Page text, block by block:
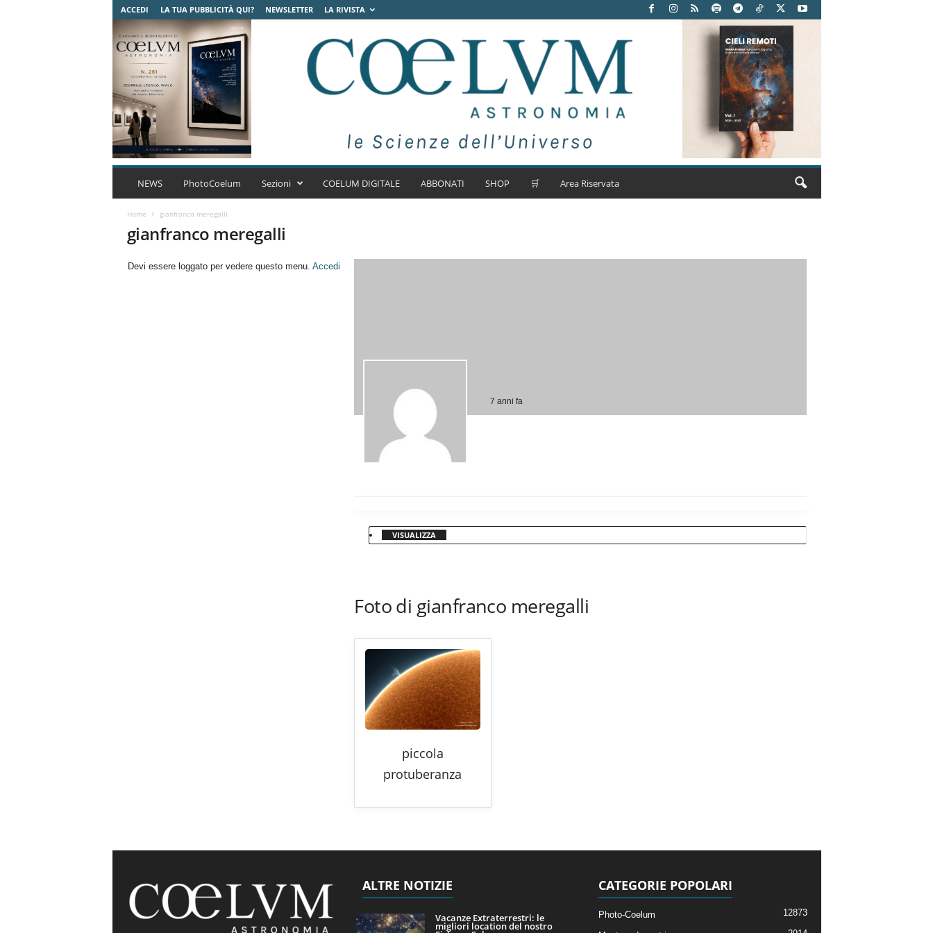
ACCEDI LA TUA PUBBLICITÀ QUI? NEWSLETTER LA RIVISTA
C
m
s
NEWS PhotoCoelum Sezioni COELUM DIGITALE ABBONATI SHOP 🛒 Area Riservata
Home gianfranco meregalli
gianfranco meregalli
Devi essere loggato per vedere questo menu. Accedi
7 anni fa
VISUALIZZA
Foto di gianfranco meregalli
piccola
protuberanza
ALTRE NOTIZIE
Vacanze Extraterrestri: le
migliori location del nostro
CATEGORIE POPOLARI
Photo-Coelum 12873